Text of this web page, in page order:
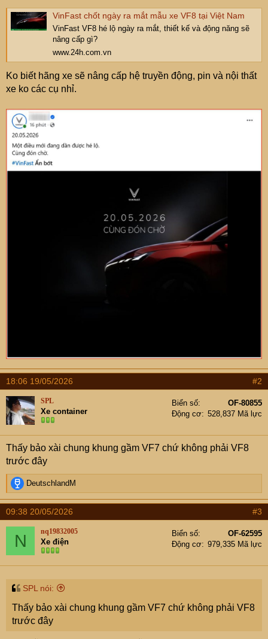
VinFast chốt ngày ra mắt mẫu xe VF8 tại Việt Nam
VinFast VF8 hé lộ ngày ra mắt, thiết kế và động năng sẽ
nâng cấp gì?
www.24h.com.vn
Ko biết hãng xe sẽ nâng cấp hệ truyền động, pin và nội thất
xe ko các cụ nhỉ.
18:06 19/05/2026 #2
SPL
Xe container
Biển số
OF-80855
Động cơ
528,837 Mã lực
Thấy bảo xài chung khung gầm VF7 chứ không phải VF8
trước đây
R
e
a
c
t
n
s
DeutschlandM
09:38 20/05/2026 #3
N nq19832005
Xe điện
Biển số
OF-62595
Động cơ
979,335 Mã lực
SPL nói:
Thấy bảo xài chung khung gầm VF7 chứ không phải VF8
trước đây